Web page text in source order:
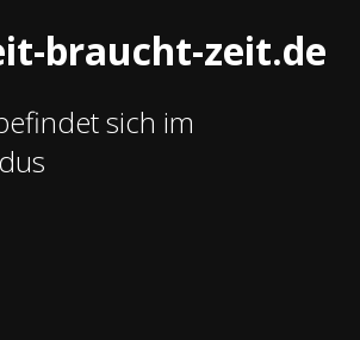
braucht-zeit.de
sich im